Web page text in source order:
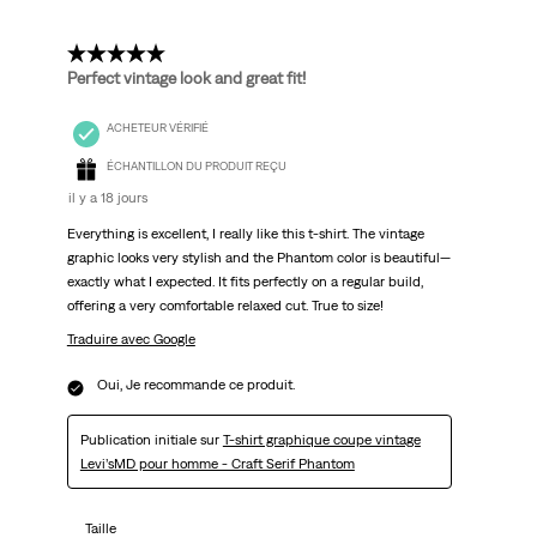
5 étoile(s) sur 5.
Perfect vintage look and great fit!
ACHETEUR VÉRIFIÉ
ÉCHANTILLON DU PRODUIT REÇU
il y a 18 jours
Everything is excellent, I really like this t-shirt. The vintage
graphic looks very stylish and the Phantom color is beautiful—
exactly what I expected. It fits perfectly on a regular build,
offering a very comfortable relaxed cut. True to size!
Traduire avec Google
Oui, Je recommande ce produit.
Publication initiale sur T-shirt graphique coupe vintage
Levi’sMD pour homme - Craft Serif Phantom
Taille